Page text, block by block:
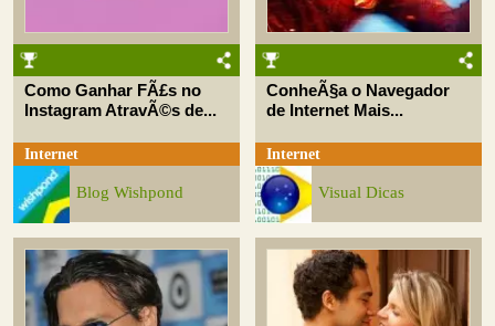
Como Ganhar FÃ£s no
Instagram AtravÃ©s de...
Internet
Blog Wishpond
ConheÃ§a o Navegador
de Internet Mais...
Internet
Visual Dicas